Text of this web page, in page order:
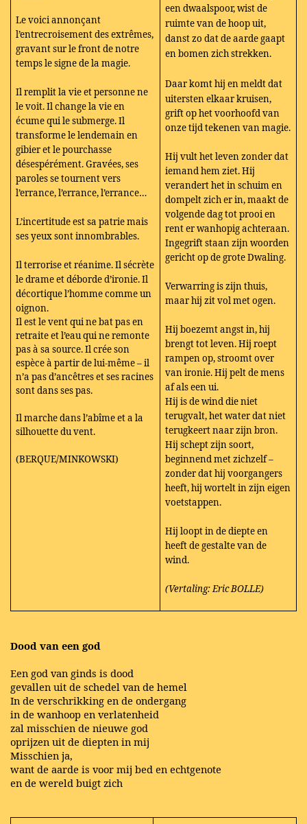
Le voici annonçant
l’entrecroisement des extrêmes,
gravant sur le front de notre
temps le signe de la magie.
Il remplit la vie et personne ne
le voit. Il change la vie en
écume qui le submerge. Il
transforme le lendemain en
gibier et le pourchasse
désespérément. Gravées, ses
paroles se tournent vers
l’errance, l’errance, l’errance…
L’incertitude est sa patrie mais
ses yeux sont innombrables.
Il terrorise et réanime. Il sécrète
le drame et déborde d’ironie. Il
décortique l’homme comme un
oignon.
Il est le vent qui ne bat pas en
retraite et l’eau qui ne remonte
pas à sa source. Il crée son
espèce à partir de lui-même – il
n’a pas d’ancêtres et ses racines
sont dans ses pas.
Il marche dans l’abîme et a la
silhouette du vent.
(BERQUE/MINKOWSKI)
een dwaalspoor, wist de
ruimte van de hoop uit,
danst zo dat de aarde gaapt
en bomen zich strekken.
Daar komt hij en meldt dat
uitersten elkaar kruisen,
grift op het voorhoofd van
onze tijd tekenen van magie.
Hij vult het leven zonder dat
iemand hem ziet. Hij
verandert het in schuim en
dompelt zich er in, maakt de
volgende dag tot prooi en
rent er wanhopig achteraan.
Ingegrift staan zijn woorden
gericht op de grote Dwaling.
Verwarring is zijn thuis,
maar hij zit vol met ogen.
Hij boezemt angst in, hij
brengt tot leven. Hij roept
rampen op, stroomt over
van ironie. Hij pelt de mens
af als een ui.
Hij is de wind die niet
terugvalt, het water dat niet
terugkeert naar zijn bron.
Hij schept zijn soort,
beginnend met zichzelf –
zonder dat hij voorgangers
heeft, hij wortelt in zijn eigen
voetstappen.
Hij loopt in de diepte en
heeft de gestalte van de
wind.
(Vertaling: Eric BOLLE)
Dood van een god
Een god van ginds is dood
gevallen uit de schedel van de hemel
In de verschrikking en de ondergang
in de wanhoop en verlatenheid
zal misschien de nieuwe god
oprijzen uit de diepten in mij
Misschien ja,
want de aarde is voor mij bed en echtgenote
en de wereld buigt zich